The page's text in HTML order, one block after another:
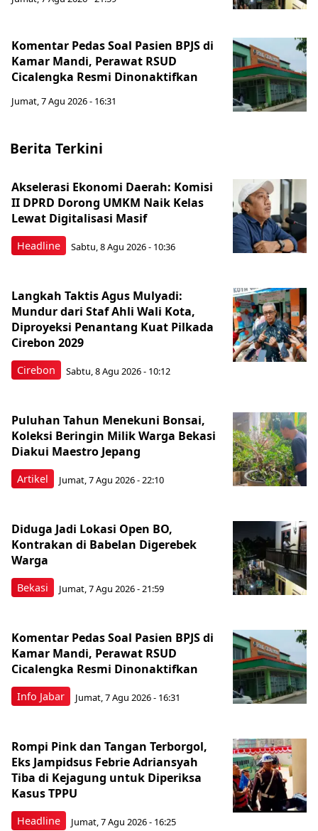
Komentar Pedas Soal Pasien BPJS di
Kamar Mandi, Perawat RSUD
Cicalengka Resmi Dinonaktifkan
Jumat, 7 Agu 2026 - 16:31
Berita Terkini
Headline
Akselerasi Ekonomi Daerah: Komisi
II DPRD Dorong UMKM Naik Kelas
Lewat Digitalisasi Masif
Sabtu, 8 Agu 2026 - 10:36
Cirebon
Langkah Taktis Agus Mulyadi:
Mundur dari Staf Ahli Wali Kota,
Diproyeksi Penantang Kuat Pilkada
Cirebon 2029
Sabtu, 8 Agu 2026 - 10:12
Artikel
Puluhan Tahun Menekuni Bonsai,
Koleksi Beringin Milik Warga Bekasi
Diakui Maestro Jepang
Jumat, 7 Agu 2026 - 22:10
Bekasi
Diduga Jadi Lokasi Open BO,
Kontrakan di Babelan Digerebek
Warga
Jumat, 7 Agu 2026 - 21:59
Info Jabar
Komentar Pedas Soal Pasien BPJS di
Kamar Mandi, Perawat RSUD
Cicalengka Resmi Dinonaktifkan
Jumat, 7 Agu 2026 - 16:31
Headline
Rompi Pink dan Tangan Terborgol,
Eks Jampidsus Febrie Adriansyah
Tiba di Kejagung untuk Diperiksa
Kasus TPPU
Jumat, 7 Agu 2026 - 16:25